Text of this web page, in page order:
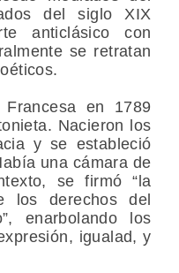
del siglo XIX
anticlásico con
se retratan
Francesa en 1789
Nacieron los
y se estableció
una cámara de
se firmó “la
los derechos del
enarbolando los
igualad, y